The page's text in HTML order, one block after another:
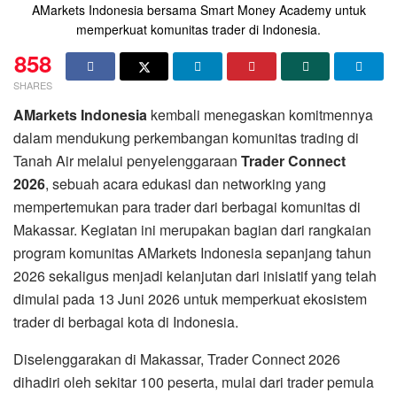
AMarkets Indonesia bersama Smart Money Academy untuk
memperkuat komunitas trader di Indonesia.
858
SHARES
AMarkets Indonesia kembali menegaskan komitmennya
dalam mendukung perkembangan komunitas trading di
Tanah Air melalui penyelenggaraan Trader Connect
2026, sebuah acara edukasi dan networking yang
mempertemukan para trader dari berbagai komunitas di
Makassar. Kegiatan ini merupakan bagian dari rangkaian
program komunitas AMarkets Indonesia sepanjang tahun
2026 sekaligus menjadi kelanjutan dari inisiatif yang telah
dimulai pada 13 Juni 2026 untuk memperkuat ekosistem
trader di berbagai kota di Indonesia.
Diselenggarakan di Makassar, Trader Connect 2026
dihadiri oleh sekitar 100 peserta, mulai dari trader pemula